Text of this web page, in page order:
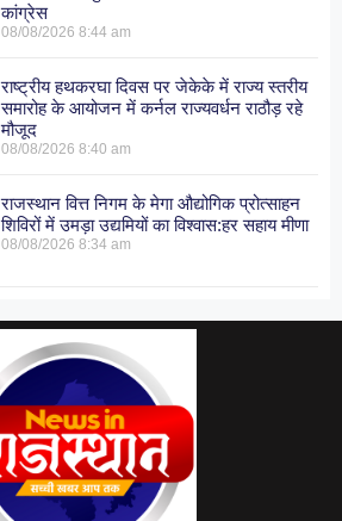
कांग्रेस
08/08/20268:44 am
राष्ट्रीय हथकरघा दिवस पर जेकेके में राज्य स्तरीय
समारोह के आयोजन में कर्नल राज्यवर्धन राठौड़ रहे
मौजूद
08/08/20268:40 am
राजस्थान वित्त निगम के मेगा औद्योगिक प्रोत्साहन
शिविरों में उमड़ा उद्यमियों का विश्वास:हर सहाय मीणा
08/08/20268:34 am